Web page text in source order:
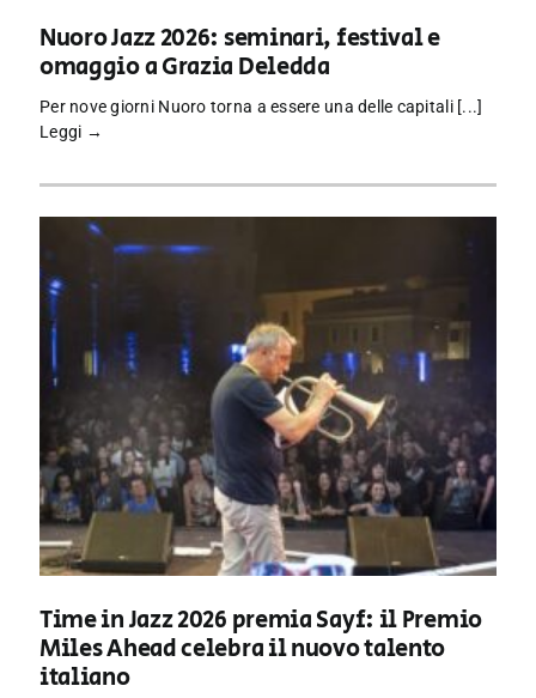
Nuoro Jazz 2026: seminari, festival e
omaggio a Grazia Deledda
Per nove giorni Nuoro torna a essere una delle capitali [...]
Leggi →
Time in Jazz 2026 premia Sayf: il Premio
Miles Ahead celebra il nuovo talento
italiano